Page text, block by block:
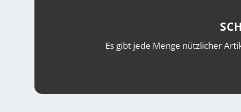
Es gibt jede Menge nützlicher